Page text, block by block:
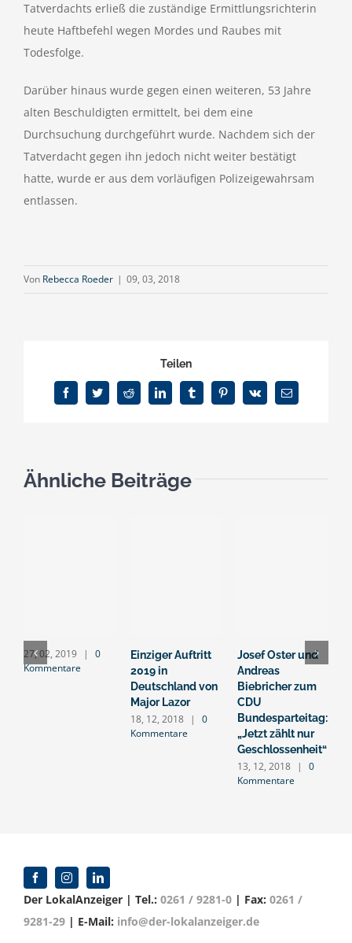
Tatverdachts erließ die zuständige Ermittlungsrichterin
heute Haftbefehl wegen Mordes und Raubes mit
Todesfolge.
Darüber hinaus wurde gegen einen weiteren, 53 Jahre
alten Beschuldigten ermittelt, bei dem eine
Durchsuchung durchgeführt wurde. Nachdem sich der
Tatverdacht gegen ihn jedoch nicht weiter bestätigt
hatte, wurde er aus dem vorläufigen Polizeigewahrsam
entlassen.
Von Rebecca Roeder | 09, 03, 2018
Teilen
FacebookTwitterReddit LinkedInTumblrPinterest
Vk
E-
Mail
Ähnliche Beiträge
27, 02, 2019 |
0
Kommentare
Einziger Auftritt
2019 in
Deutschland von
Major Lazor
18, 12, 2018 |
0
Kommentare
Josef Oster und
Andreas
Biebricher zum
CDU
Bundesparteitag:
„Jetzt zählt nur
Geschlossenheit“
13, 12, 2018 |
0
Kommentare
Der LokalAnzeiger | Tel.: 0261 / 9281-0 | Fax: 0261 /
9281-29 | E-Mail: info@der-lokalanzeiger.de